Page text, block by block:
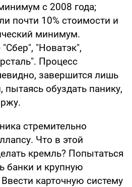
с 2008 года;
почти 10% стоимости и
минимум.
"Новатэк",
Процесс
завершится лишь
пытаясь обуздать панику,
стремительно
Что в этой
кремль? Попытаться
банки и крупную
карточную систему